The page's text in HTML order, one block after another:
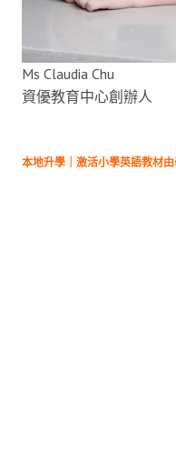
Ms Claudia Chu
資優教育中心創辦人
本地升學｜激活小學英語教材